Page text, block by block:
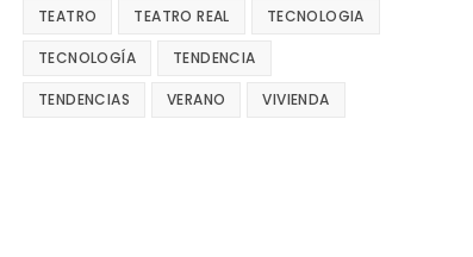
TEATRO TEATRO REAL TECNOLOGIA
TECNOLOGÍA TENDENCIA
TENDENCIAS VERANO VIVIENDA